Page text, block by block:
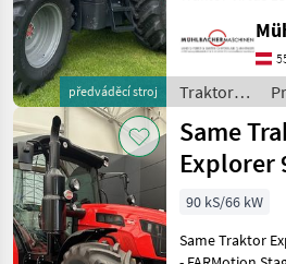
předváděcí stroj
V Motor -
130PS/95, 6kW - Lenksäule
schwenk- und
teleskopierbar -
Traktory /
Same
Same
Explorer
Stage V
90 kS/66 kW
Same Traktor